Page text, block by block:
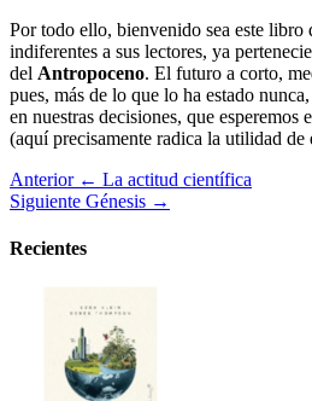
Por todo ello, bienvenido sea este libro
indiferentes a sus lectores, ya
del Antropoceno. El futuro a corto,
pues, más de lo que lo ha estado
en nuestras decisiones, que esperemos
(aquí precisamente radica la utilidad de
Anterior ← La actitud científica
Siguiente Génesis →
Recientes